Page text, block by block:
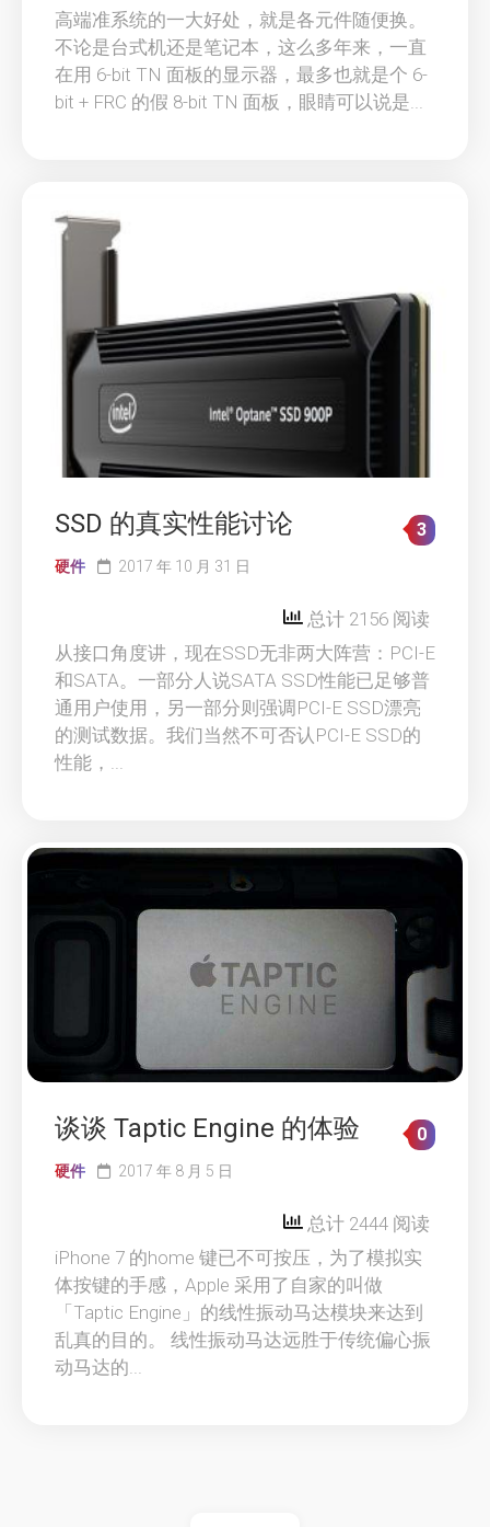
高端准系统的一大好处，就是各元件随便换。
不论是台式机还是笔记本，这么多年来，一直
在用 6-bit TN 面板的显示器，最多也就是个 6-
bit + FRC 的假 8-bit TN 面板，眼睛可以说是...
SSD 的真实性能讨论 3
硬件 2017 年 10 月 31 日
总计 2156 阅读
从接口角度讲，现在SSD无非两大阵营：PCI-E
和SATA。一部分人说SATA SSD性能已足够普
通用户使用，另一部分则强调PCI-E SSD漂亮
的测试数据。我们当然不可否认PCI-E SSD的
性能，...
谈谈 Taptic Engine 的体验 0
硬件 2017 年 8 月 5 日
总计 2444 阅读
iPhone 7 的home 键已不可按压，为了模拟实
体按键的手感，Apple 采用了自家的叫做
「Taptic Engine」的线性振动马达模块来达到
乱真的目的。 线性振动马达远胜于传统偏心振
动马达的...